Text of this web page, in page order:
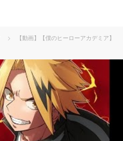
【動画】【僕のヒーローアカデミア】